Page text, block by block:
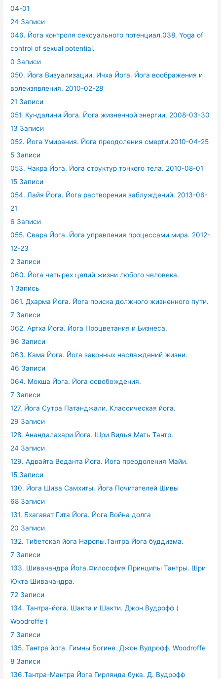
04-01
24 Записи
046. Йога контроля сексуального потенциал.038. Yoga of
control of sexual potential.
0 Записи
050. Йога Визуализации. Ичха Йога. Йога воображения и
волеизявления. 2010-02-28
21 Записи
051. Кундалини Йога. Йога жизненной энергии. 2008-03-30
13 Записи
052. Йога Умирания. Йога преодоления смерти.2010-04-25
5 Записи
053. Чакра Йога. Йога структур тонкого тела. 2010-08-01
15 Записи
054. Лайя Йога. Йога растворения заблуждений. 2013-06-
21
6 Записи
055. Свара Йога. Йога управления процессами мира. 2012-
12-23
2 Записи
060. Йога четырех целий жизни любого человека.
1 Запись
061. Дхарма Йога. Йога поиска должного жизненного пути.
7 Записи
062. Артха Йога. Йога Процветания и Бизнеса.
96 Записи
063. Кама Йога. Йога законных наслаждений жизни.
46 Записи
064. Мокша Йога. Йога освобождения.
7 Записи
127. Йога Сутра Патанджали. Классическая йога.
29 Записи
128. Анандалахари Йога. Шри Видья Мать Тантр.
24 Записи
129. Адвайта Веданта Йога. Йога преодоления Майи.
15 Записи
130. Йога Шива Самхиты. Йога Почитателей Шивы
68 Записи
131. Бхагават Гита Йога. Йога Война долга
20 Записи
132. Тибетская йога Наропы.Тантра Йога буддизма.
7 Записи
133. Шивачандра Йога.Философия Принципы Тантры. Шри
Юкта Шивачандра.
72 Записи
134. Тантра-йога. Шакта и Шакти. Джон Вудрофф (
Woodroffe )
7 Записи
135. Тантра йога. Гимны Богине. Джон Вудрофф. Woodroffe
8 Записи
136.Тантра-Мантра Йога Гирлянда букв. Д. Вудрофф